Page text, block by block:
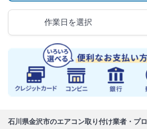
作業日を選択
石川県金沢市のエアコン取り付け業者・プロ